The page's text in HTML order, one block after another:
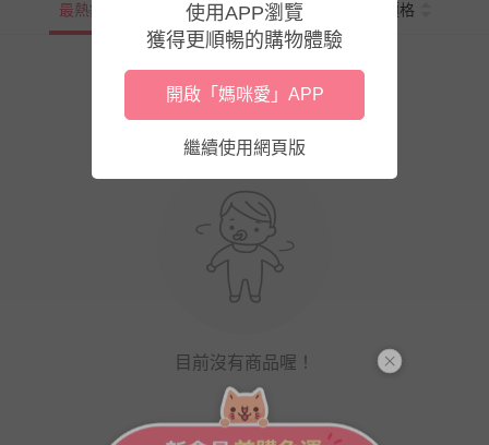
最熱銷 新上市 價格
目前沒有商品喔！
使用APP瀏覽
獲得更順暢的購物體驗
開啟「媽咪愛」APP
繼續使用網頁版